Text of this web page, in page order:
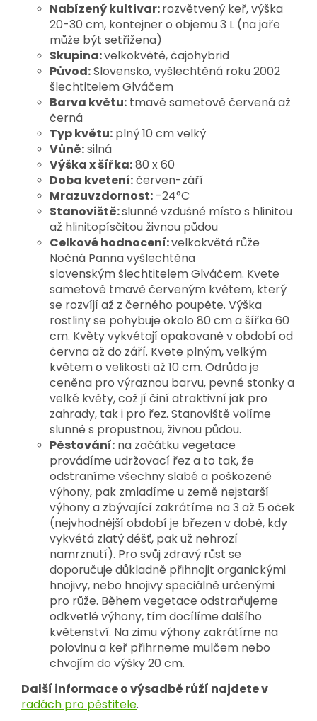
Nabízený kultivar:rozvětvený keř, výška
20-30 cm, kontejner o objemu 3 L (na jaře
může být setřižena)
Skupina:velkokvěté, čajohybrid
Původ:Slovensko, vyšlechtěná roku 2002
šlechtitelem Glváčem
Barva květu: tmavě sametově červená až
černá
Typ květu: plný 10 cm velký
Vůně:silná
Výška x šířka:80 x 60
Doba kvetení:červen-září
Mrazuvzdornost: -24°C
Stanoviště:slunné vzdušné místo s hlinitou
až hlinitopísčitou živnou půdou
Celkové hodnocení:velkokvětá růže
Nočná Panna vyšlechtěna
slovenským šlechtitelem Glváčem. Kvete
sametově tmavě červeným květem, který
se rozvíjí až z černého poupěte. Výška
rostliny se pohybuje okolo 80 cm a šířka 60
cm. Květy vykvétají opakovaně v období od
června až do září. Kvete plným, velkým
květem o velikosti až 10 cm. Odrůda je
ceněna pro výraznou barvu, pevné stonky a
velké květy, což jí činí atraktivní jak pro
zahrady, tak i pro řez. Stanoviště volíme
slunné s propustnou, živnou půdou.
Pěstování: na začátku vegetace
provádíme udržovací řez a to tak, že
odstraníme všechny slabé a poškozené
výhony, pak zmladíme u země nejstarší
výhony a zbývající zakrátíme na 3 až 5 oček
(nejvhodnější období je březen v době, kdy
vykvétá zlatý déšť, pak už nehrozí
namrznutí). Pro svůj zdravý růst se
doporučuje důkladně přihnojit organickými
hnojivy, nebo hnojivy speciálně určenými
pro růže. Během vegetace odstraňujeme
odkvetlé výhony, tím docílíme dalšího
květenství. Na zimu výhony zakrátíme na
polovinu a keř přihrneme mulčem nebo
chvojím do výšky 20 cm.
Další informace o výsadbě růží najdete v
radách pro pěstitele.